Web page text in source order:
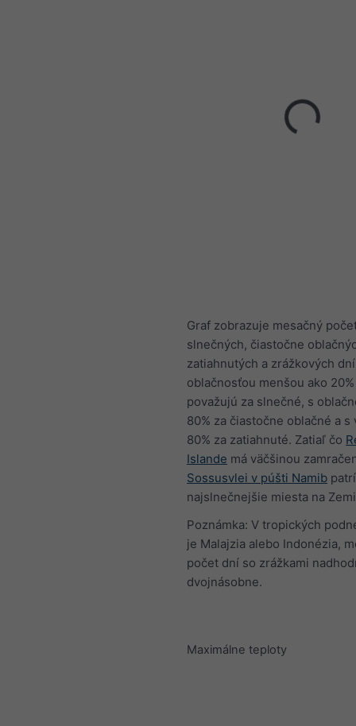
Graf zobrazuje mesačný
slnečných, čiastočne
zatiahnutých a zrážkových
oblačnosťou menšou ako
považujú za slnečné, s
80% za čiastočne oblačné a s
80% za zatiahnuté. Zatiaľ čo
Islande má väčšinou
Sossusvlei v púšti Namib
najslnečnejšie miesta na
Poznámka: V tropických
je Malajzia alebo Indonézia,
počet dní so zrážkami
dvojnásobne.
Maximálne teploty